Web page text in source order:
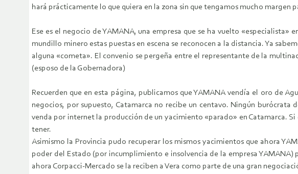
hará prácticamente lo que quiera en la zona sin que tengamos mucho margen
Ese es el negocio de YAMANA, una empresa que se ha vuelto
mundillo minero estas puestas en escena se reconocen a la distancia. Ya
alguna «cometa». El convenio se pergeña entre el representante de la
(esposo de la Gobernadora)
Recuerden que en esta página, publicamos que YAMANA vendía el oro de
negocios, por supuesto, Catamarca no recibe un centavo. Ningún
venda por internet la producción de un yacimiento «parado» en Catamarca.
tener.
Asimismo la Provincia pudo recuperar los mismos yacimientos que ahora
poder del Estado (por incumplimiento e insolvencia de la empresa
ahora Corpacci-Mercado se la reciben a Vera como parte de una gran